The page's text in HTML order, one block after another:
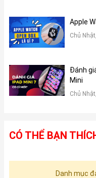
Apple
Chủ
Đánh
Mini
Chủ
CÓ THỂ BẠN
Danh mục